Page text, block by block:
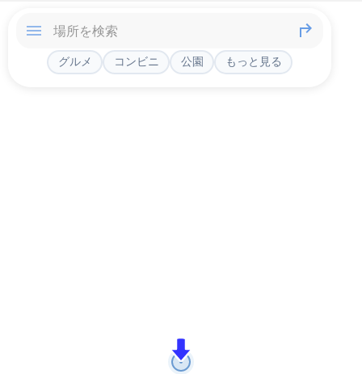
グルメ コンビニ 公園 もっと見る